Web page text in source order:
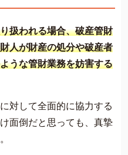
扱われる場合、破産管財
人が財産の処分や破産者
うな管財業務を妨害する
対して全面的に協力する
面倒だと思っても、真摯